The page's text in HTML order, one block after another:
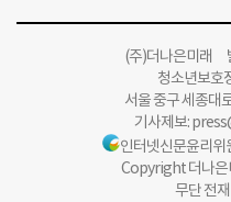
(주)더나은미래
청소년보호
서울 중구 세종대
기사제보:
인터넷신문윤리위
Copyright 더나
무단 전